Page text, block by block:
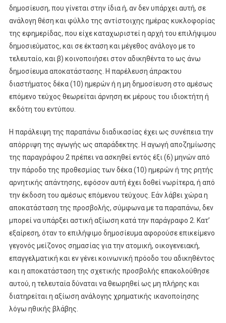
δημοσίευση, που γίνεται στην ίδια ή, αν δεν υπάρχει αυτή, σε
ανάλογη θέση και φύλλο της αντίστοιχης ημέρας κυκλοφορίας
της εφημερίδας, που είχε καταχωριστεί η αρχή του επιλήψιμου
δημοσιεύματος, και σε έκταση και μέγεθος ανάλογο με το
τελευταίο, και β) κοινοποιήσει στον αδικηθέντα το ως άνω
δημοσίευμα αποκατάστασης. Η παρέλευση άπρακτου
διαστήματος δέκα (10) ημερών ή η μη δημοσίευση στο αμέσως
επόμενο τεύχος θεωρείται άρνηση εκ μέρους του ιδιοκτήτη ή
εκδότη του εντύπου.
Η παράλειψη της παραπάνω διαδικασίας έχει ως συνέπεια την
απόρριψη της αγωγής ως απαράδεκτης. Η αγωγή αποζημίωσης
της παραγράφου 2 πρέπει να ασκηθεί εντός έξι (6) μηνών από
την πάροδο της προθεσμίας των δέκα (10) ημερών ή της ρητής
αρνητικής απάντησης, εφόσον αυτή έχει δοθεί νωρίτερα, ή από
την έκδοση του αμέσως επόμενου τεύχους. Εάν λάβει χώρα η
αποκατάσταση της προσβολής, σύμφωνα με τα παραπάνω, δεν
μπορεί να υπάρξει αστική αξίωση κατά την παράγραφο 2. Κατ’
εξαίρεση, όταν το επιλήψιμο δημοσίευμα αφορούσε επικείμενο
γεγονός μείζονος σημασίας για την ατομική, οικογενειακή,
επαγγελματική και εν γένει κοινωνική πρόοδο του αδικηθέντος
και η αποκατάσταση της σχετικής προσβολής επακολούθησε
αυτού, η τελευταία δύναται να θεωρηθεί ως μη πλήρης και
διατηρείται η αξίωση ανάλογης χρηματικής ικανοποίησης
λόγω ηθικής βλάβης.